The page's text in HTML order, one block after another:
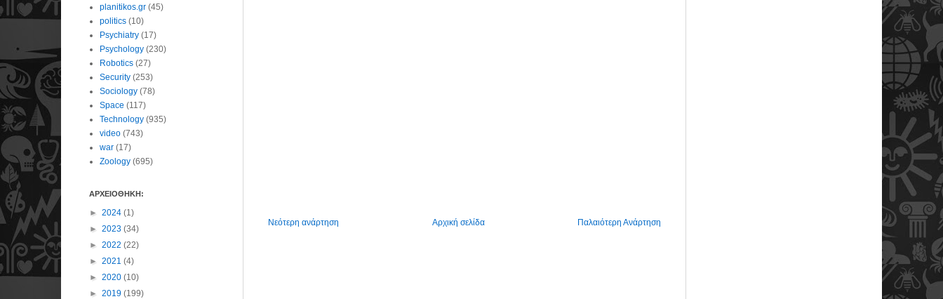
Νεότερη ανάρτηση Παλαιότερη Ανάρτηση
Αρχική σελίδα
planitikos.gr (45)
politics (10)
Psychiatry (17)
Psychology (230)
Robotics (27)
Security (253)
Sociology (78)
Space (117)
Technology (935)
video (743)
war (17)
Zoology (695)
ΑΡΧΕΙΟΘΗΚΗ:
► 2024 (1)
► 2023 (34)
► 2022 (22)
► 2021 (4)
► 2020 (10)
► 2019 (199)